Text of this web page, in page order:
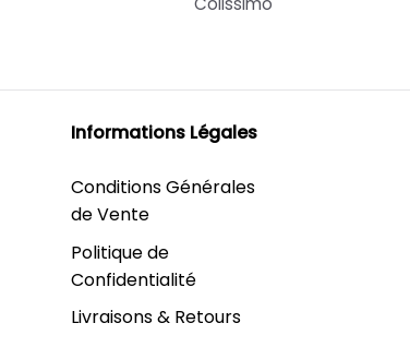
Informations Légales
Conditions Générales
de Vente
Politique de
Confidentialité
Livraisons & Retours